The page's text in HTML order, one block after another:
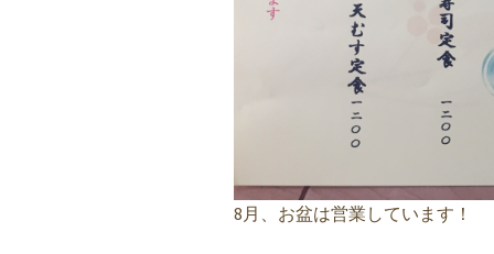
8月、お盆は営業しています！